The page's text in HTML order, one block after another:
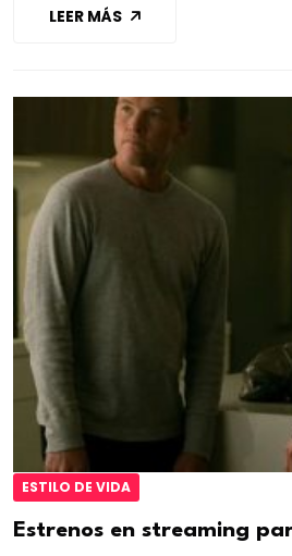
LEER MÁS
ESTILO DE VIDA
Estrenos en streaming